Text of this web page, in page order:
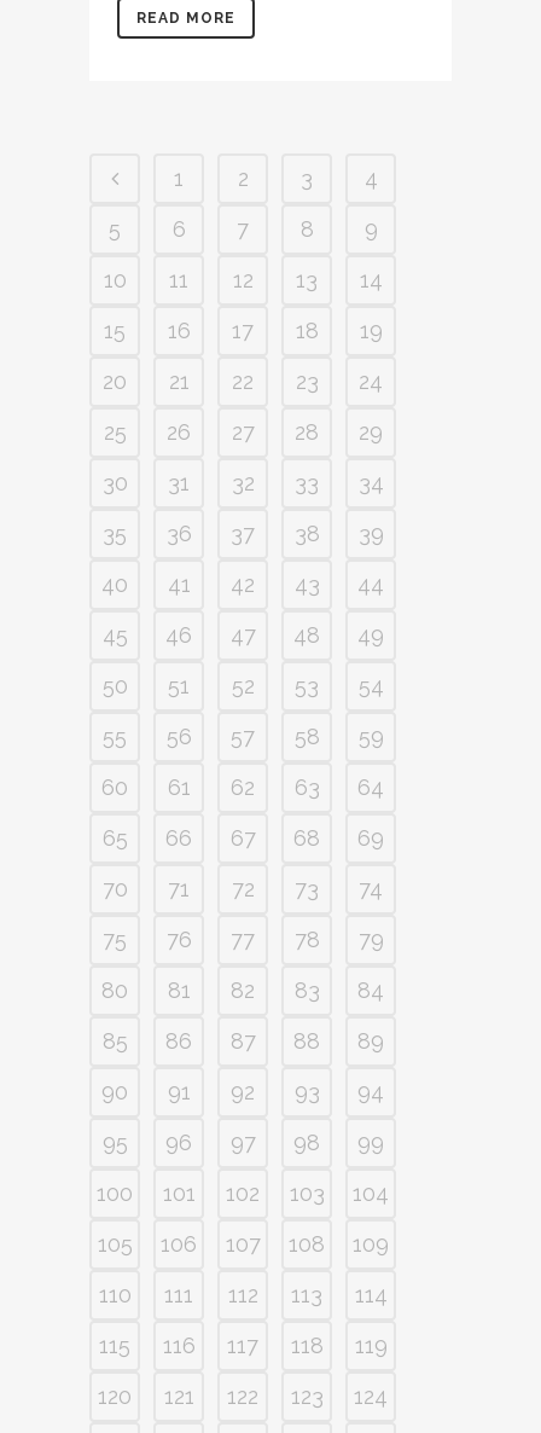
READ MORE
1 2 3
4
5
6 7 8
9
10
11 12 13
14
15
16 17 18
19
20
21 22 23
24
25
26 27 28
29
30
31 32 33
34
35
36 37 38
39
40
41 42 43
44
45
46 47 48
49
50
51 52 53
54
55
56 57 58
59
60
61 62 63
64
65
66 67 68
69
70
71 72 73
74
75
76 77 78
79
80
81 82 83
84
85
86 87 88
89
90
91 92 93
94
95
96 97 98
99
100
101 102 103
104
105
106 107 108
109
110
111 112 113
114
115
116 117 118
119
120
121 122 123
124